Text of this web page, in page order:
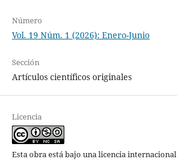
Número
Vol. 19 Núm. 1 (2026): Enero-Junio
Sección
Artículos científicos originales
Licencia
Esta obra está bajo una licencia internacional